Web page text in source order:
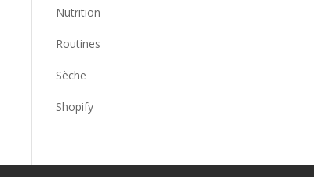
Nutrition
Routines
Sèche
Shopify